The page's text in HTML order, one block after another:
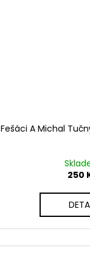
Fešáci A Michal
250